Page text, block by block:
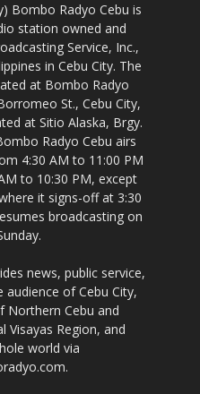
Bombo Radyo Cebu is
station owned and
Service, Inc.,
in Cebu City. The
at Bombo Radyo
St., Cebu City,
at Sitio Alaska, Brgy.
Radyo Cebu airs
4:30 AM to 11:00 PM
to 10:30 PM, except
it signs-off at 3:30
broadcasting on
news, public service,
of Cebu City,
Northern Cebu and
Visayas Region, and
world via